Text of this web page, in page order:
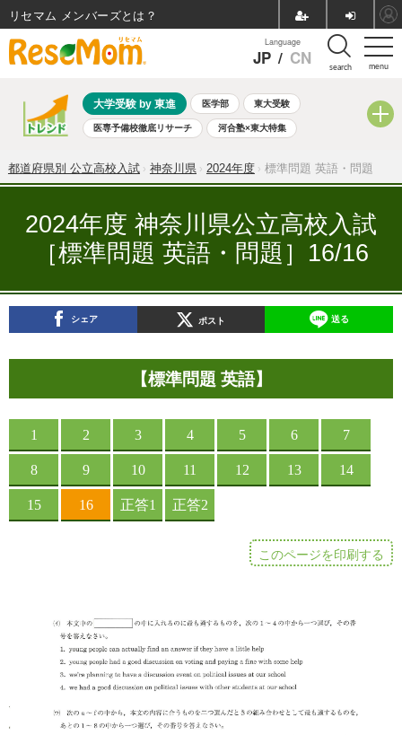
menu
Language
JP / CN search
大学受験 by 東進 医学部 東大受験
医専予備校徹底リサーチ 河合塾×東大特集
共通テスト 夏休み 8月開催学校説明会・相談会
自由研究教材（小学生向け） 自由研究教材（中学生向け）
ランキング
都道府県別 公立高校入試 神奈川県 2024年度 標準問題 英語・問題
2024年度 神奈川県公立高校入試
［標準問題 英語・問題］16/16
シェア ポスト 送る
【標準問題 英語】
このページを印刷する
リセマム メンバーズ